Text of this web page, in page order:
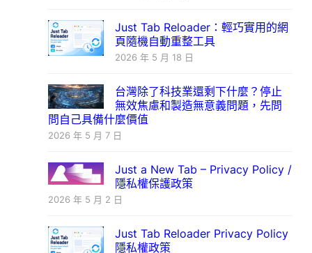
Just Tab Reloader：輕巧實用的網
頁隨機自動重整工具
2026 年 5 月 18 日
台灣除了科技業還剩下什麼？停止
無效焦慮和製造無意義問題，先問
問自己具備什麼價值
2026 年 5 月 7 日
Just a New Tab – Privacy Policy /
隱私權保護政策
2026 年 5 月 2 日
Just Tab Reloader Privacy Policy
隱私權政策